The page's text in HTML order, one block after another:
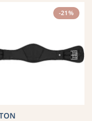
-21%